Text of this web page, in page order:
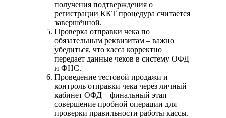
получения подтверждения о
регистрации ККТ процедура считается
завершённой.
Проверка отправки чека по
обязательным реквизитам – важно
убедиться, что касса корректно
передает данные чеков в систему ОФД
и ФНС.
Проведение тестовой продажи и
контроль отправки чека через личный
кабинет ОФД – финальный этап —
совершение пробной операции для
проверки правильности работы кассы.